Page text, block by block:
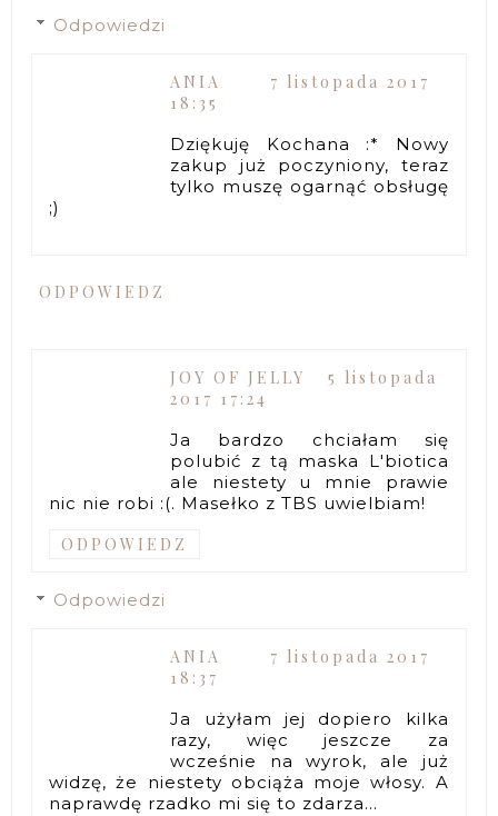
Odpowiedzi
ANIA
7 listopada 2017
18:35
Dziękuję Kochana :* Nowy
zakup już poczyniony, teraz
tylko muszę ogarnąć obsługę
;)
ODPOWIEDZ
JOY OF JELLY
5 listopada
2017 17:24
Ja bardzo chciałam się
polubić z tą maska L'biotica
ale niestety u mnie prawie
nic nie robi :(. Masełko z TBS uwielbiam!
ODPOWIEDZ
Odpowiedzi
ANIA
7 listopada 2017
18:37
Ja użyłam jej dopiero kilka
razy, więc jeszcze za
wcześnie na wyrok, ale już
widzę, że niestety obciąża moje włosy. A
naprawdę rzadko mi się to zdarza...